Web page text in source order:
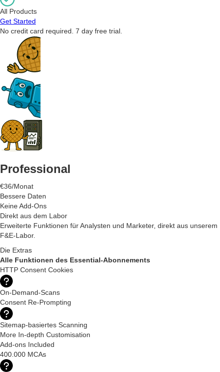
All Products
Get Started
No credit card required. 7 day free trial.
Professional
€36/Monat
Bessere Daten
Keine Add-Ons
Direkt aus dem Labor
Erweiterte Funktionen für Analysten und Marketer, direkt aus unserem
F&E-Labor.
Die Extras
Alle Funktionen des Essential-Abonnements
HTTP Consent Cookies
On-Demand-Scans
Consent Re-Prompting
Sitemap-basiertes Scanning
More In-depth Customisation
Add-ons Included
400.000 MCAs